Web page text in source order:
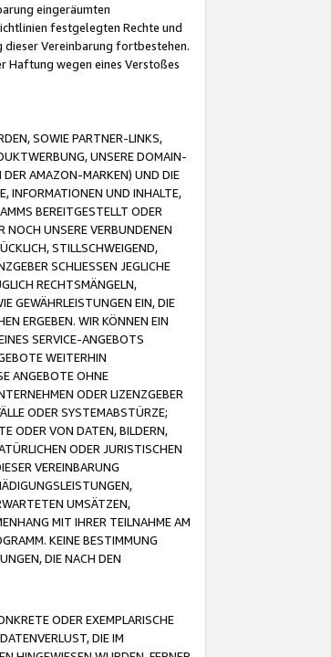
eingeräumten
festgelegten Rechte und
dieser Vereinbarung fortbestehen.
Haftung wegen eines Verstoßes
SOWIE PARTNER-LINKS,
UNSERE DOMAIN-
DER AMAZON-MARKEN) UND DIE
INFORMATIONEN UND INHALTE,
BEREITGESTELLT ODER
NOCH UNSERE VERBUNDENEN
STILLSCHWEIGEND,
SCHLIESSEN JEGLICHE
RECHTSMÄNGELN,
GEWÄHRLEISTUNGEN EIN, DIE
ERGEBEN. WIR KÖNNEN EIN
SERVICE-ANGEBOTS
WEITERHIN
ANGEBOTE OHNE
ODER LIZENZGEBER
ODER SYSTEMABSTÜRZE;
ODER VON DATEN, BILDERN,
ODER JURISTISCHEN
VEREINBARUNG
UMSÄTZEN,
MIT IHRER TEILNAHME AM
KEINE BESTIMMUNG
DIE NACH DEN
ODER EXEMPLARISCHE
DIE IM